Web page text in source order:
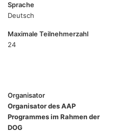
Sprache
Deutsch
Maximale Teilnehmerzahl
24
Organisator
Organisator des AAP
Programmes im Rahmen der
DOG